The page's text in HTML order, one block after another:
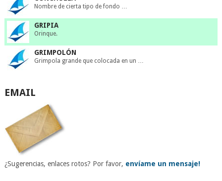
Nombre de cierta tipo de fondo …
GRIPIA
Orinque.
GRIMPOLÓN
Grimpola grande que colocada en un …
EMAIL
¿Sugerencias, enlaces rotos? Por favor, envíame un mensaje!